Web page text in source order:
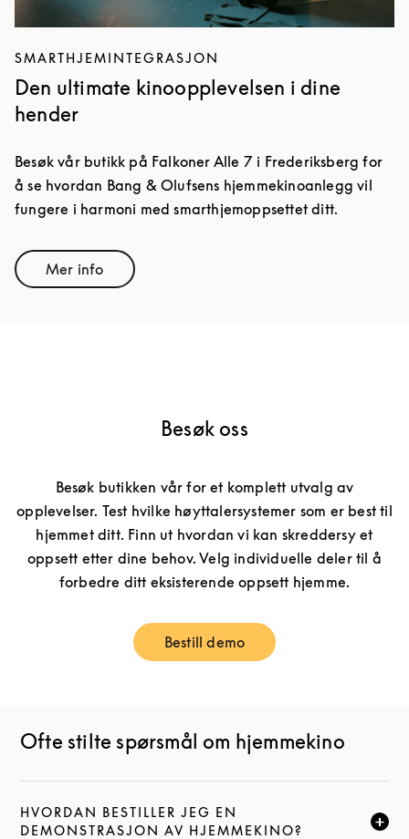
SMARTHJEMINTEGRASJON
Den ultimate kinoopplevelsen i dine
hender
Besøk vår butikk på Falkoner Alle 7 i Frederiksberg for
å se hvordan Bang & Olufsens hjemmekinoanlegg vil
fungere i harmoni med smarthjemoppsettet ditt.
Mer infoLink Opens in New Tab
Besøk oss
Besøk butikken vår for et komplett utvalg av
opplevelser. Test hvilke høyttalersystemer som er best til
hjemmet ditt. Finn ut hvordan vi kan skreddersy et
oppsett etter dine behov. Velg individuelle deler til å
forbedre ditt eksisterende oppsett hjemme.
Bestill demoLink Opens in New Tab
Ofte stilte spørsmål om hjemmekino
HVORDAN BESTILLER JEG EN
DEMONSTRASJON AV HJEMMEKINO?
KLIKK FOR Å UTVIDE DENNE BESKRIVELSEN, OG